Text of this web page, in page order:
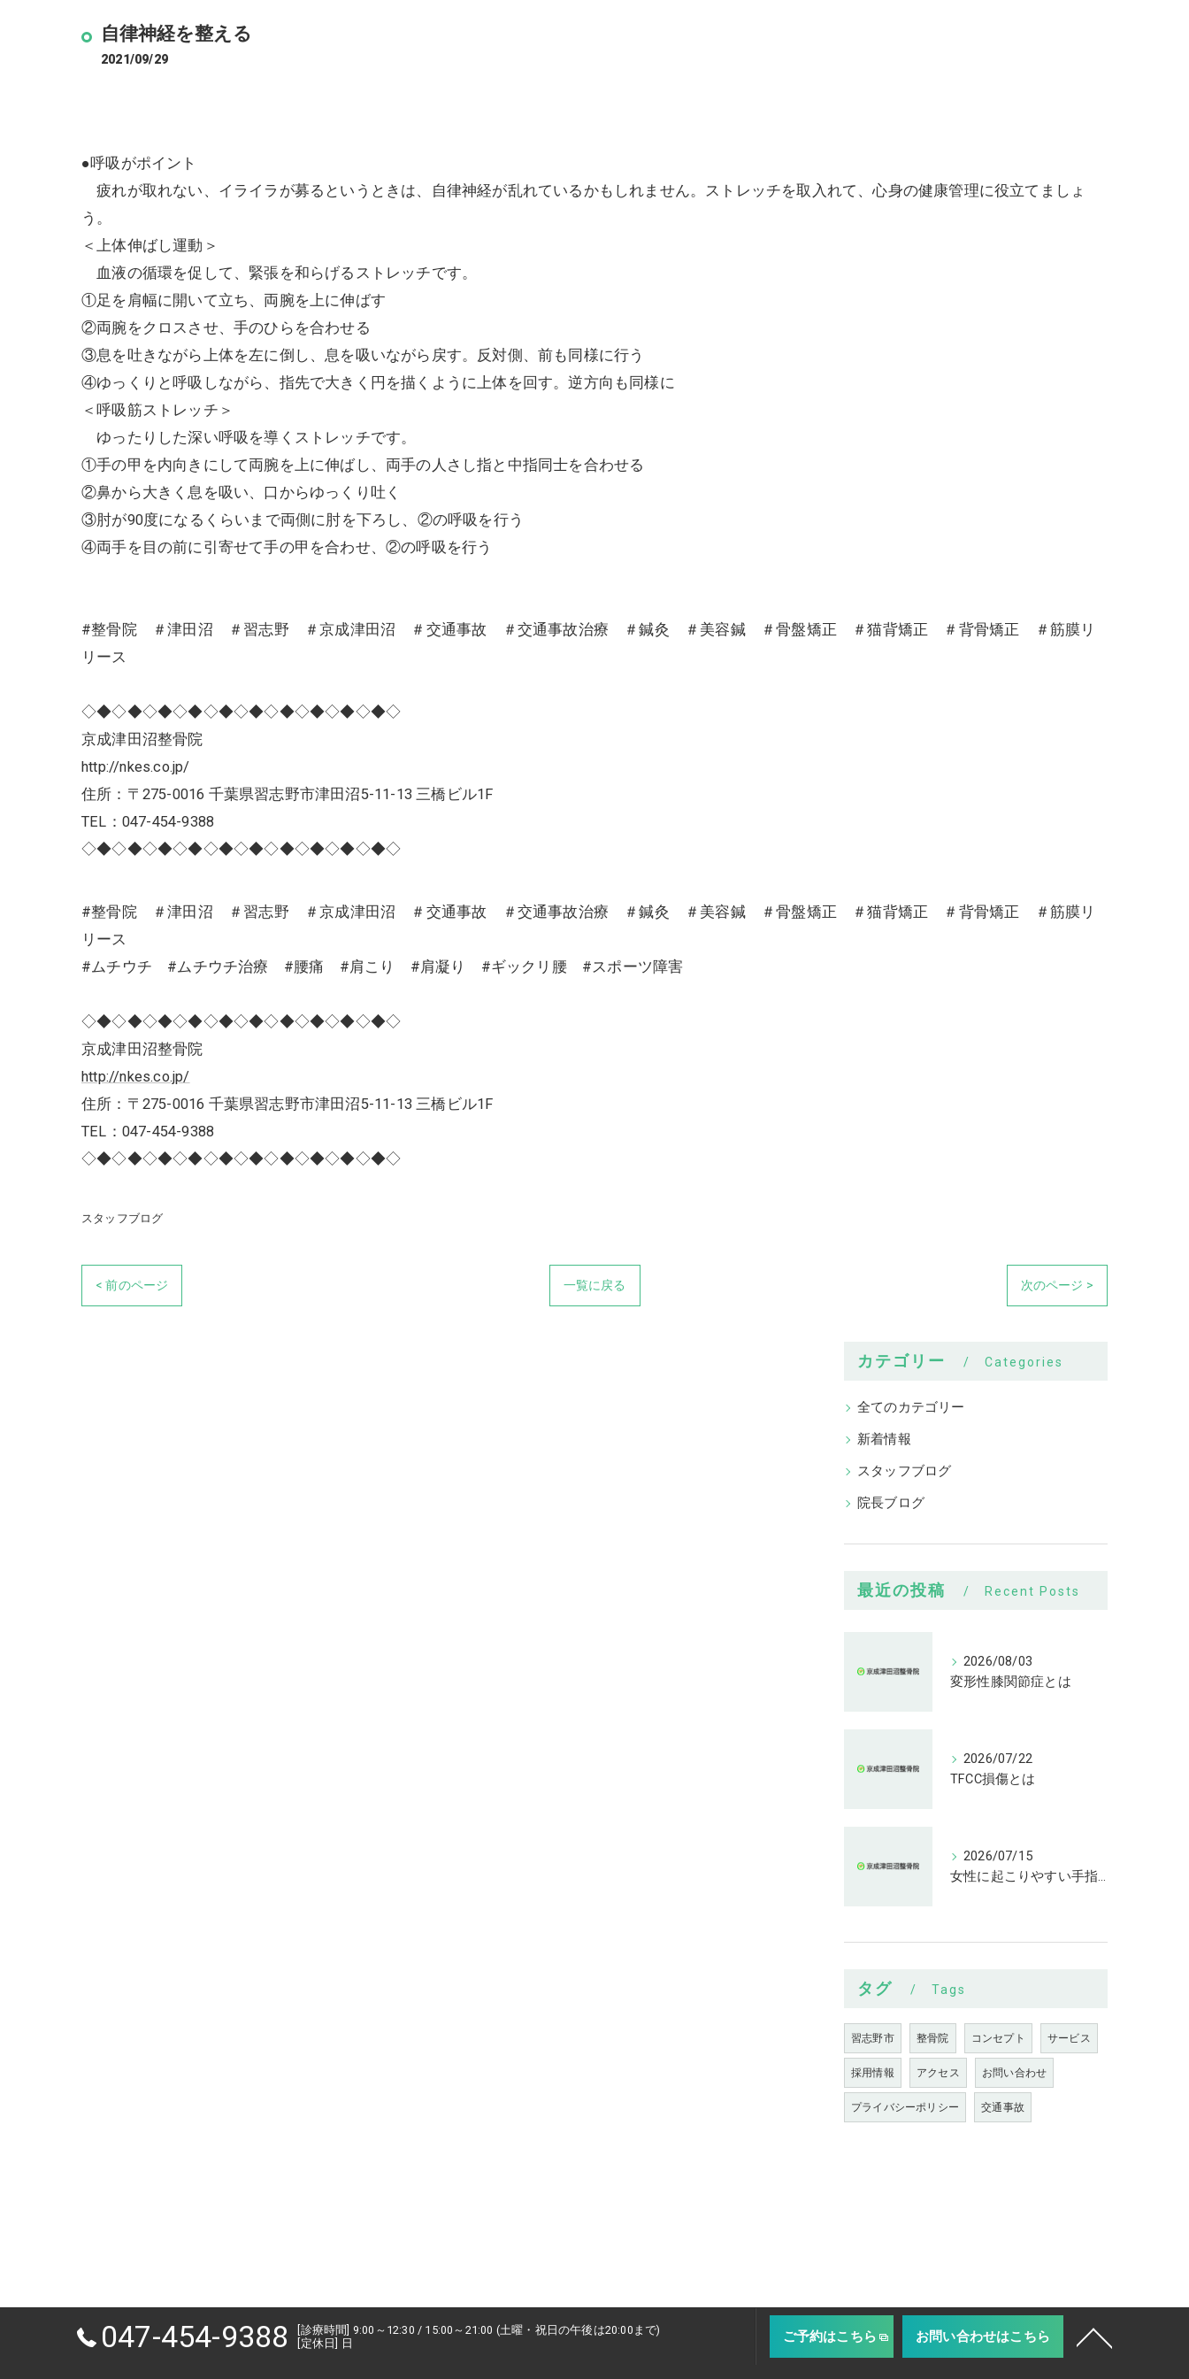
自律神経を整える
2021/09/29
●呼吸がポイント
疲れが取れない、イライラが募るというときは、自律神経が乱れているかもしれません。ストレッチを取入れて、心身の健康管理に役立てましょ
う。
＜上体伸ばし運動＞
血液の循環を促して、緊張を和らげるストレッチです。
①足を肩幅に開いて立ち、両腕を上に伸ばす
②両腕をクロスさせ、手のひらを合わせる
③息を吐きながら上体を左に倒し、息を吸いながら戻す。反対側、前も同様に行う
④ゆっくりと呼吸しながら、指先で大きく円を描くように上体を回す。逆方向も同様に
＜呼吸筋ストレッチ＞
ゆったりした深い呼吸を導くストレッチです。
①手の甲を内向きにして両腕を上に伸ばし、両手の人さし指と中指同士を合わせる
②鼻から大きく息を吸い、口からゆっくり吐く
③肘が90度になるくらいまで両側に肘を下ろし、②の呼吸を行う
④両手を目の前に引寄せて手の甲を合わせ、②の呼吸を行う
#整骨院 ＃津田沼 ＃習志野 ＃京成津田沼 ＃交通事故 ＃交通事故治療 ＃鍼灸 ＃美容鍼 ＃骨盤矯正 ＃猫背矯正 ＃背骨矯正 ＃筋膜リ
リース
◇◆◇◆◇◆◇◆◇◆◇◆◇◆◇◆◇◆◇◆◇
京成津田沼整骨院
http://nkes.co.jp/
住所：〒275-0016 千葉県習志野市津田沼5-11-13 三橋ビル1F
TEL：047-454-9388
◇◆◇◆◇◆◇◆◇◆◇◆◇◆◇◆◇◆◇◆◇
#整骨院 ＃津田沼 ＃習志野 ＃京成津田沼 ＃交通事故 ＃交通事故治療 ＃鍼灸 ＃美容鍼 ＃骨盤矯正 ＃猫背矯正 ＃背骨矯正 ＃筋膜リ
リース
#ムチウチ #ムチウチ治療 #腰痛 #肩こり #肩凝り #ギックリ腰 #スポーツ障害
◇◆◇◆◇◆◇◆◇◆◇◆◇◆◇◆◇◆◇◆◇
京成津田沼整骨院
http://nkes.co.jp/
住所：〒275-0016 千葉県習志野市津田沼5-11-13 三橋ビル1F
TEL：047-454-9388
◇◆◇◆◇◆◇◆◇◆◇◆◇◆◇◆◇◆◇◆◇
スタッフブログ
< 前のページ 一覧に戻る 次のページ >
カテゴリー Categories
全てのカテゴリー
新着情報
スタッフブログ
院長ブログ
最近の投稿 Recent Posts
2026/08/03
変形性膝関節症とは
2026/07/22
TFCC損傷とは
2026/07/15
女性に起こりやすい手指の変形とは
タグ Tags
習志野市 整骨院 コンセプト サービス
採用情報 アクセス お問い合わせ
プライバシーポリシー 交通事故
047-454-9388
[診療時間] 9:00～12:30 / 15:00～21:00 (土曜・祝日の午後は20:00まで)
[定休日] 日
ご予約はこちら お問い合わせはこちら